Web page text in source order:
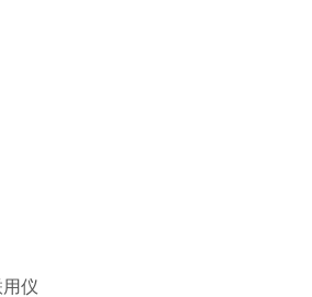
用仪